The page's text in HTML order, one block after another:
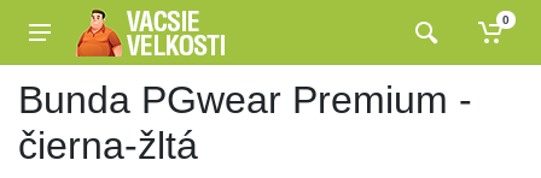
0
Bunda PGwear Premium -
čierna-žltá